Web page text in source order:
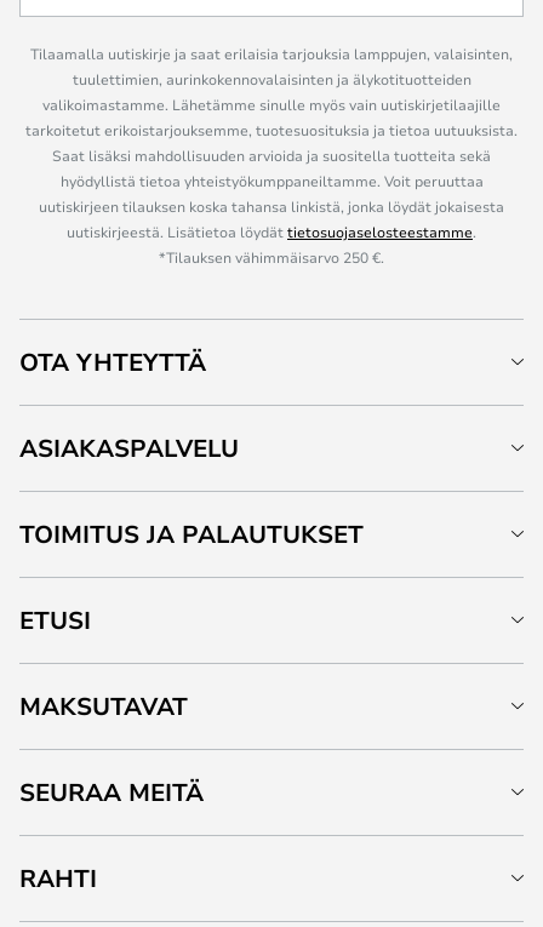
Tilaamalla uutiskirje ja saat erilaisia tarjouksia lamppujen, valaisinten,
tuulettimien, aurinkokennovalaisinten ja älykotituotteiden
valikoimastamme. Lähetämme sinulle myös vain uutiskirjetilaajille
tarkoitetut erikoistarjouksemme, tuotesuosituksia ja tietoa uutuuksista.
Saat lisäksi mahdollisuuden arvioida ja suositella tuotteita sekä
hyödyllistä tietoa yhteistyökumppaneiltamme. Voit peruuttaa
uutiskirjeen tilauksen koska tahansa linkistä, jonka löydät jokaisesta
uutiskirjeestä. Lisätietoa löydättietosuojaselosteestamme.
*Tilauksen vähimmäisarvo 250 €.
OTA YHTEYTTÄ
ASIAKASPALVELU
TOIMITUS JA PALAUTUKSET
ETUSI
MAKSUTAVAT
SEURAA MEITÄ
RAHTI